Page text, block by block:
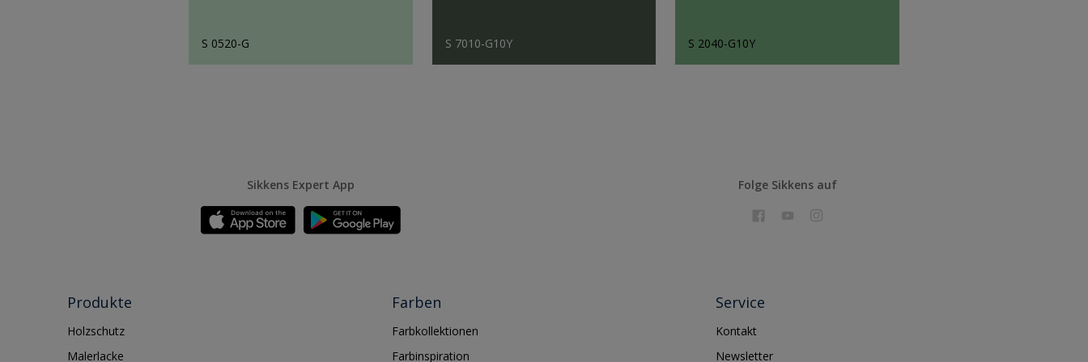
S 0520-G S 7010-G10Y S 2040-G10Y
Sikkens Expert App Folge Sikkens auf
Produkte
Holzschutz
Malerlacke
Farben
Farbkollektionen
Farbinspiration
Service
Kontakt
Newsletter